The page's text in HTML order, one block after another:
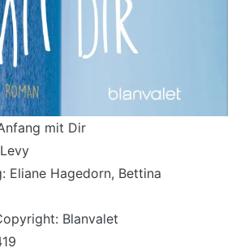
mit Dir
Eliane Hagedorn, Bettina
Blanvalet